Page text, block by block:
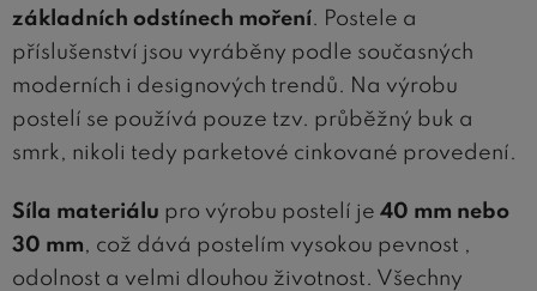
základních odstínech moření. Postele a
příslušenství jsou vyráběny podle současných
moderních i designových trendů. Na výrobu
postelí se používá pouze tzv. průběžný buk a
smrk, nikoli tedy parketové cinkované provedení.
Síla materiálu pro výrobu postelí je 40 mm nebo
30 mm, což dává postelím vysokou pevnost ,
odolnost a velmi dlouhou životnost. Všechny